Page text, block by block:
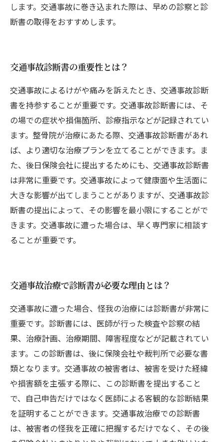
します。交通事故に巻き込まれた際は、早めの診察と診
断書の取得をおすすめします。
交通事故診断書の重要性とは？
交通事故によるけがや痛みを訴えたとき、交通事故診断
書を持参することが重要です。交通事故診断書には、そ
の場での症状や損傷箇所、診療指示などが記録されてい
ます。整骨院が治療にあたる際、交通事故診断書があれ
ば、より適切な治療プランを立てることができます。ま
た、後日保険会社に提出するためにも、交通事故診断書
は非常に重要です。交通事故によって健康面や生活面に
大きな影響が出てしまうことがありますが、交通事故診
断書の提出によって、その影響を最小限にすることがで
きます。交通事故に遭った場合は、早く専門家に相談す
ることが重要です。
交通事故治療で診断書が必要な理由とは？
交通事故に遭った場合、怪我の治療には診断書が非常に
重要です。診断書には、医師が行った検査や診察の結
果、治療計画、治療期間、障害程度などが記載されてい
ます。この診断書は、後に保険会社や裁判所で必要な書
類となります。交通事故の被害者は、被害を受けた経緯
や損害額を主張する際に、この診断書を提出すること
で、自己申告だけではなく医師による客観的な診断結果
を証明することができます。交通事故治療での診断書
は、被害者の怪我を正確に把握するだけでなく、その後